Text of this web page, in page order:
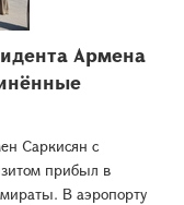
Армена
Саркисян с
прибыл в
В аэропорту